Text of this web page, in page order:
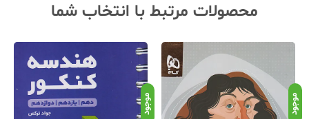
محصولات مرتبط با انتخاب شما
موجود موجود